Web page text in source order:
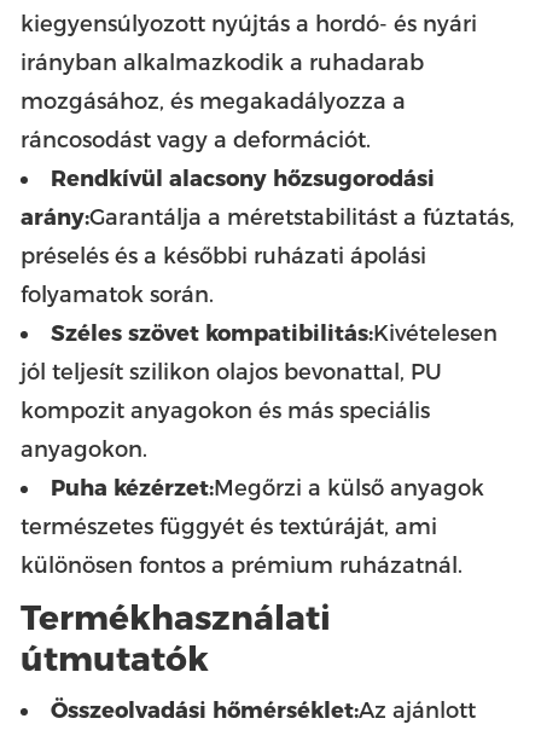
kiegyensúlyozott nyújtás a hordó- és nyári
irányban alkalmazkodik a ruhadarab
mozgásához, és megakadályozza a
ráncosodást vagy a deformációt.
Rendkívül alacsony hőzsugorodási
arány:Garantálja a méretstabilitást a fúztatás,
préselés és a későbbi ruházati ápolási
folyamatok során.
Széles szövet kompatibilitás:Kivételesen
jól teljesít szilikon olajos bevonattal, PU
kompozit anyagokon és más speciális
anyagokon.
Puha kézérzet:Megőrzi a külső anyagok
természetes függyét és textúráját, ami
különösen fontos a prémium ruházatnál.
Termékhasználati
útmutatók
Összeolvadási hőmérséklet:Az ajánlott